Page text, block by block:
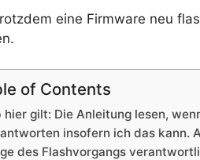
eine Firmware neu
of Contents
hier gilt: Die Anleitung lesen,
insofern ich das kann.
des Flashvorgangs